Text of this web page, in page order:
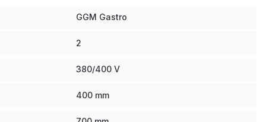
GGM Gastro
2
380/400 V
400 mm